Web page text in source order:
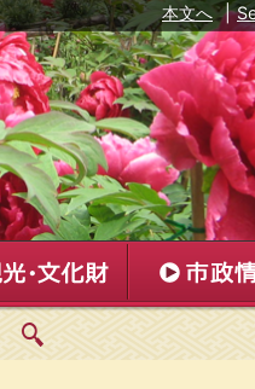
本文へ |